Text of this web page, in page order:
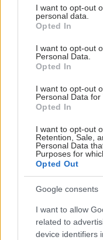
not limited to your
grant or deny
use your data for
consent section.
I want to opt-out
personal data.
Opted In
I want to opt-out
Personal Data.
Opted In
I want to opt-out
Personal Data for
Opted In
I want to opt-out
Retention, Sale,
Personal Data
Purposes for
Opted Out
Google consents
I want to allow
related to
device identifiers